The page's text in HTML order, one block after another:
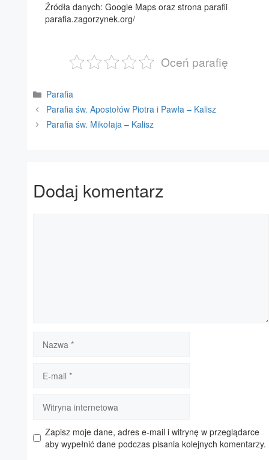
Źródła danych: Google Maps oraz strona parafii
parafia.zagorzynek.org/
Oceń parafię
Kategorie
Parafia
Parafia św. Apostołów Piotra i Pawła – Kalisz
Parafia św. Mikołaja – Kalisz
Dodaj komentarz
mail
internetowa
Zapisz moje dane, adres e-mail i witrynę w przeglądarce
aby wypełnić dane podczas pisania kolejnych komentarzy.